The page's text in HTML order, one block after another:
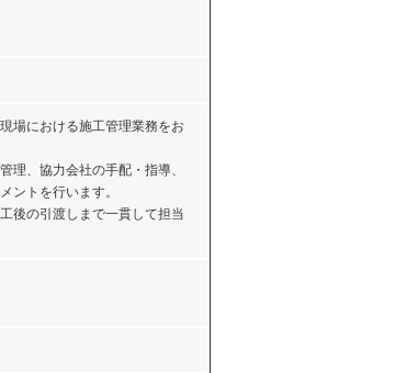
場における施工管理業務をお
理、協力会社の手配・指導、
ントを行います。
後の引渡しまで一貫して担当